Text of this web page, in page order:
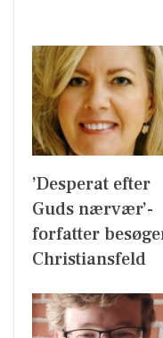
’Desperat efter
Guds nærvær’-
forfatter
Christiansfeld